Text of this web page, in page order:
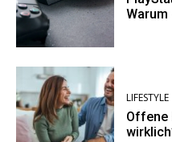
LIFESTYLE
Offene